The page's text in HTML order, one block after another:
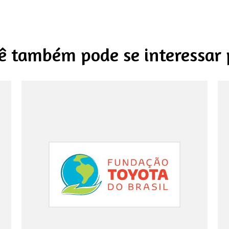
também pode se interessar